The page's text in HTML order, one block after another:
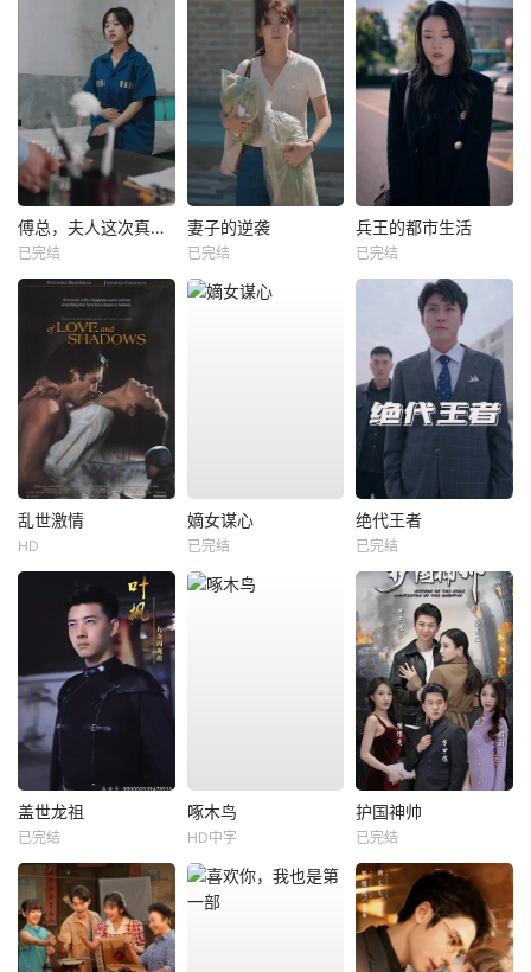
傅总，夫人这次真的死了
已完结
妻子的逆袭
已完结
兵王的都市生活
已完结
乱世激情
HD
嫡女谋心
已完结
绝代王者
已完结
盖世龙祖
已完结
啄木鸟
HD中字
护国神帅
已完结